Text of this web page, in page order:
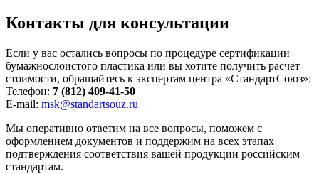
Контакты для консультации
Если у вас остались вопросы по процедуре сертификации
бумажнослоистого пластика или вы хотите получить расчет
стоимости, обращайтесь к экспертам центра «СтандартСоюз»:
Телефон: 7 (812) 409-41-50
E-mail: msk@standartsouz.ru
Мы оперативно ответим на все вопросы, поможем с
оформлением документов и поддержим на всех этапах
подтверждения соответствия вашей продукции российским
стандартам.